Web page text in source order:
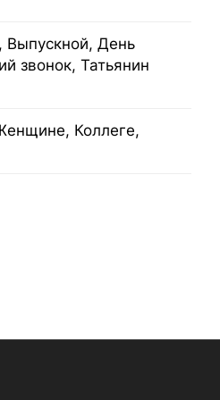
Выпускной, День
звонок, Татьянин
Коллеге,